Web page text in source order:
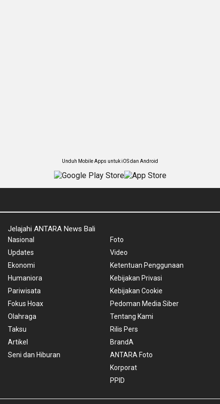
Unduh Mobile Apps untuk iOS dan Android
Jelajahi ANTARA News Bali
Nasional
Updates
Ekonomi
Humaniora
Pariwisata
Fokus Hoax
Olahraga
Taksu
Artikel
Seni dan Hiburan
Foto
Video
Ketentuan Penggunaan
Kebijakan Privasi
Kebijakan Cookie
Pedoman Media Siber
Tentang Kami
Rilis Pers
BrandA
ANTARA Foto
Korporat
PPID